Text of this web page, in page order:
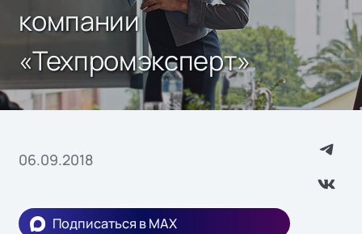
компании
«Техпромэксперт»
06.09.2018
Подписаться в MAX